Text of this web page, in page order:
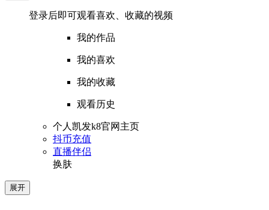
登录后即可观看喜欢、收藏的视频
我的作品
我的喜欢
我的收藏
观看历史
个人凯发k8官网主页
抖币充值
直播伴侣
换肤
展开